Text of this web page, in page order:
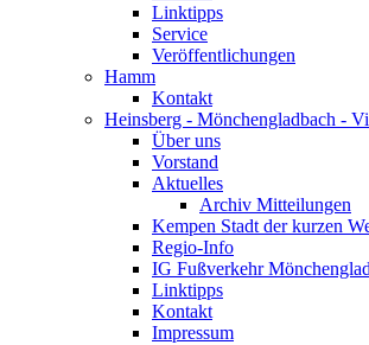
Linktipps
Service
Veröffentlichungen
Hamm
Kontakt
Heinsberg - Mönchengladbach -
Über uns
Vorstand
Aktuelles
Archiv Mitteilungen
Kempen Stadt der kurzen
Regio-Info
IG Fußverkehr
Linktipps
Kontakt
Impressum